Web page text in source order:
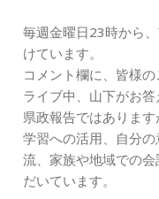
毎週金曜日23時から
けています。
コメント欄に、皆様
ライブ中、山下がお答
県政報告ではありま
学習への活用、自分
流、家族や地域での
だいています。